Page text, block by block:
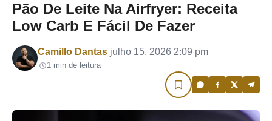
Pão De Leite Na Airfryer: Receita
Low Carb E Fácil De Fazer
Por
Camillo Dantas julho 15, 2026 2:09 pm
1 min de leitura